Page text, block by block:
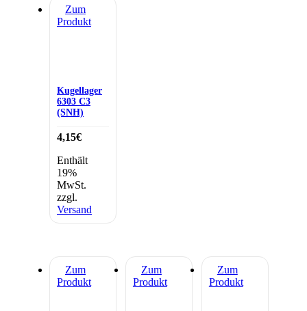
Zum
Produkt
Kugellager
6303 C3
(SNH)
4,15€
Enthält
19%
MwSt.
zzgl.
Versand
Zum
Produkt
Zum
Produkt
Zum
Produkt